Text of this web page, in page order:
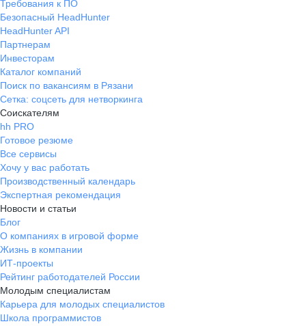
Требования к ПО
Безопасный HeadHunter
HeadHunter API
Партнерам
Инвесторам
Каталог компаний
Поиск по вакансиям в Рязани
Сетка: соцсеть для нетворкинга
Соискателям
hh PRO
Готовое резюме
Все сервисы
Хочу у вас работать
Производственный календарь
Экспертная рекомендация
Новости и статьи
Блог
О компаниях в игровой форме
Жизнь в компании
ИТ-проекты
Рейтинг работодателей России
Молодым специалистам
Карьера для молодых специалистов
Школа программистов